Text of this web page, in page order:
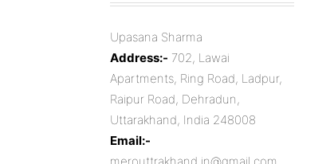
Upasana Sharma
Address:- 702, Lawai
Apartments, Ring Road, Ladpur,
Raipur Road, Dehradun,
Uttarakhand, India 248008
Email:-